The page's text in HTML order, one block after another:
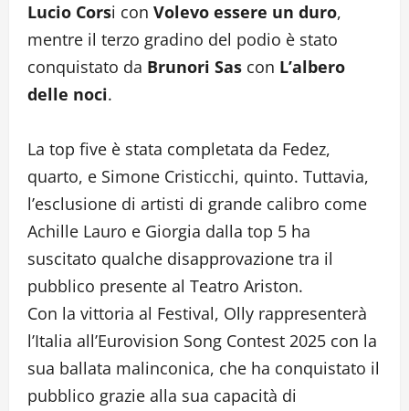
Lucio Corsi con Volevo essere un duro,
mentre il terzo gradino del podio è stato
conquistato da Brunori Sas con L’albero
delle noci.
La top five è stata completata da Fedez,
quarto, e Simone Cristicchi, quinto. Tuttavia,
l’esclusione di artisti di grande calibro come
Achille Lauro e Giorgia dalla top 5 ha
suscitato qualche disapprovazione tra il
pubblico presente al Teatro Ariston.
Con la vittoria al Festival, Olly rappresenterà
l’Italia all’Eurovision Song Contest 2025 con la
sua ballata malinconica, che ha conquistato il
pubblico grazie alla sua capacità di